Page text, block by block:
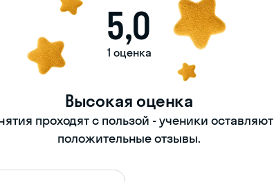
5,0
1 оценка
Высокая оценка
проходят с пользой - ученики оставляют
положительные отзывы.